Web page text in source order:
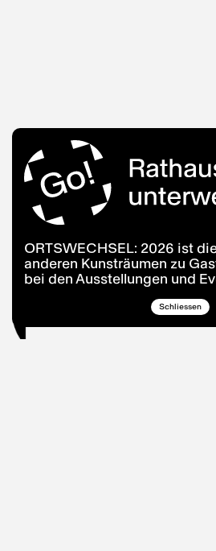
ORTSWECHSEL: 2026 ist
anderen Kunsträumen zu
bei den Ausstellungen und
Schliessen